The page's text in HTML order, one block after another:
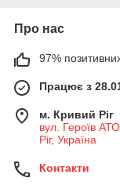
Про нас
97% позитивних
Працює з
м. Кривий Ріг
вул. Героїв
Ріг, Україна
Контакти